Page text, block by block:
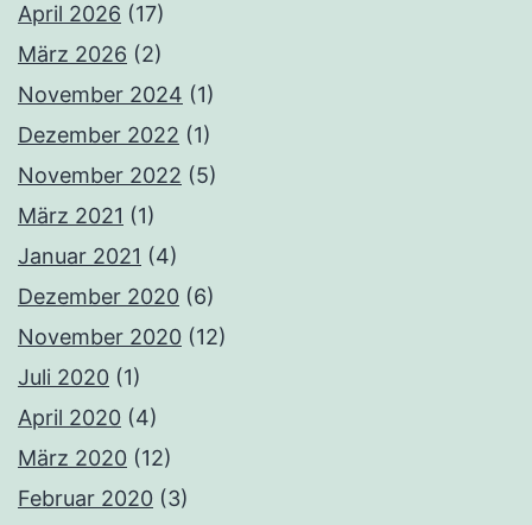
April 2026 (17)
März 2026 (2)
November 2024 (1)
Dezember 2022 (1)
November 2022 (5)
März 2021 (1)
Januar 2021 (4)
Dezember 2020 (6)
November 2020 (12)
Juli 2020 (1)
April 2020 (4)
März 2020 (12)
Februar 2020 (3)